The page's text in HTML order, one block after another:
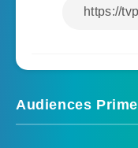
Audiences Prime